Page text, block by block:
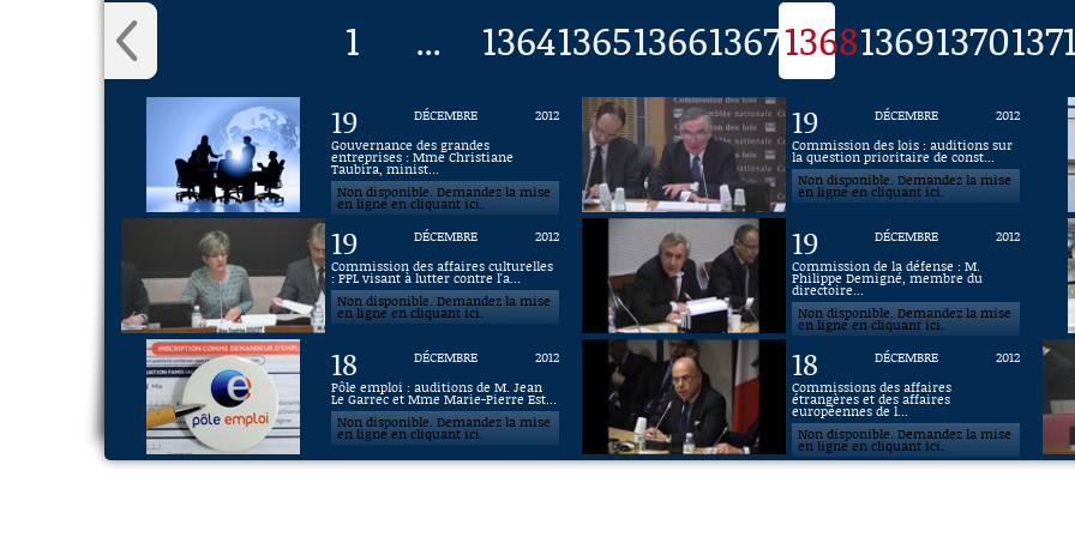
1 ... 1364136513661367136813691370
19 DÉCEMBRE
2012
Gouvernance des grandes
entreprises : Mme Christiane
Taubira, minist...
Non disponible. Demandez la mise
en ligne en cliquant ici.
19 DÉCEMBRE
2012
Commission des lois : auditions sur
la question prioritaire de const...
Non disponible. Demandez la mise
en ligne en cliquant ici.
19 DÉCEMBRE
2012
Commission des affaires culturelles
: PPL visant à lutter contre l'a...
Non disponible. Demandez la mise
en ligne en cliquant ici.
19 DÉCEMBRE
2012
Commission de la défense : M.
Philippe Demigné, membre du
directoire...
Non disponible. Demandez la mise
en ligne en cliquant ici.
18 DÉCEMBRE
2012
Pôle emploi : auditions de M. Jean
Le Garrec et Mme Marie-Pierre Est...
Non disponible. Demandez la mise
en ligne en cliquant ici.
18 DÉCEMBRE
2012
Commissions des affaires
étrangères et des affaires
européennes de l...
Non disponible. Demandez la mise
en ligne en cliquant ici.